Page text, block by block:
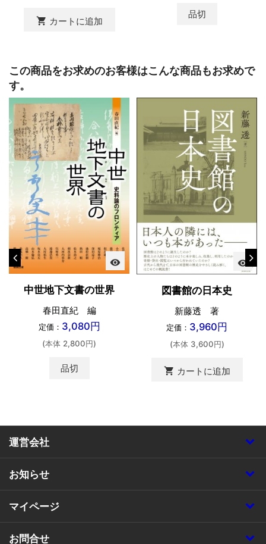
shopping_cart カートに追加
品切
この商品をお求めのお客様はこんな商品もお求めで
す。
visibility
中世地下文書の世界
春田直紀 編
定価： 3,080円
(本体 2,800円)
品切
visibility
図書館の日本史
新藤透 著
定価： 3,960円
(本体 3,600円)
shopping_cart カートに追加
運営会社
お知らせ
マイページ
お問合せ